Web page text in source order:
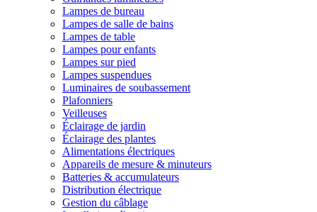
Lampes de bureau
Lampes de salle de bains
Lampes de table
Lampes pour enfants
Lampes sur pied
Lampes suspendues
Luminaires de soubassement
Plafonniers
Veilleuses
Éclairage de jardin
Éclairage des plantes
Alimentations électriques
Appareils de mesure & minuteurs
Batteries & accumulateurs
Distribution électrique
Gestion du câblage